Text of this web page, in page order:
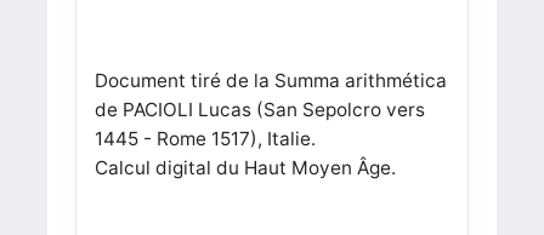
Document tiré de la Summa arithmética
de PACIOLI Lucas (San Sepolcro vers
1445 - Rome 1517), Italie.
Calcul digital du Haut Moyen Âge.